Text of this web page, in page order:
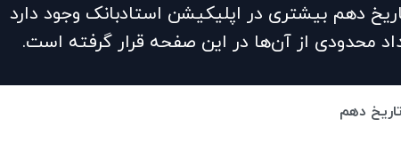
دهم بیشتری در اپلیکیشن استادبانک وجود دارد
محدودی از آن‌ها در این صفحه قرار گرفته است.
دهم